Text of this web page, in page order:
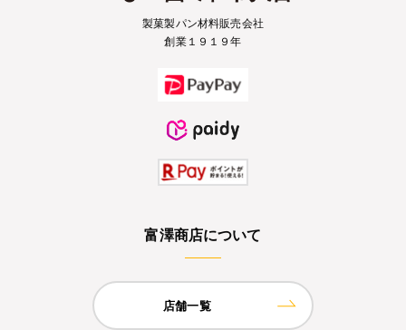
製菓製パン材料販売会社
創業１９１９年
富澤商店について
店舗一覧